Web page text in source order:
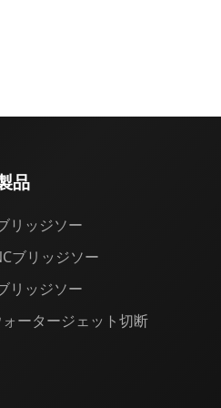
品
リッジソー
ブリッジソー
リッジソー
ータージェット切断